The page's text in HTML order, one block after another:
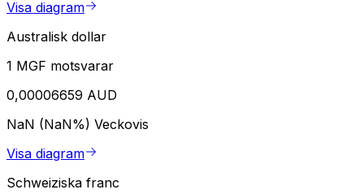
Visa diagram
Australisk dollar
1 MGF motsvarar
0,00006659 AUD
NaN (NaN%) Veckovis
Visa diagram
Schweiziska franc